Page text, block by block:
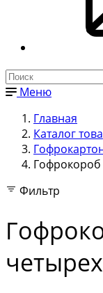
Меню
Главная
Каталог
Фильтр